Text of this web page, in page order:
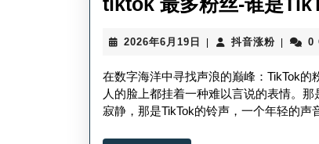
2026年6月19日
2026
6
月
19
日
抖音涨粉抖
涨
粉
0
在数字海洋中寻找声浪的巅峰：TikTok
人的脸上都挂着一种难以言说的表情。
寂静，那是TikTok的铃声，一个年轻的声